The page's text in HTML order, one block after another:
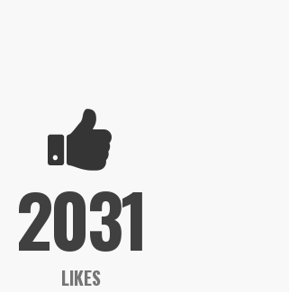
2031
LIKES